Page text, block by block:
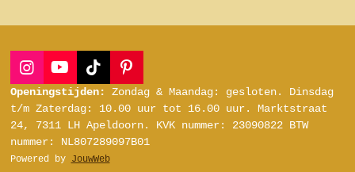
I
n
s
a
g
r
Y
o
u
T
b
e
T
i
o
k
P
i
n
r
Openingstijden: Zondag & Maandag: gesloten.
Dinsdag
t/m Zaterdag: 10.00 uur tot 16.00 uur. Marktstraat
24, 7311 LH Apeldoorn.
KVK nummer: 23090822 BTW
nummer: NL807289097B01
Powered by JouwWeb